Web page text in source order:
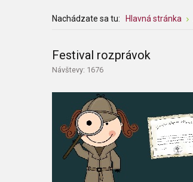
Nachádzate sa tu: Hlavná stránka
Festival rozprávok
Návštevy: 1676